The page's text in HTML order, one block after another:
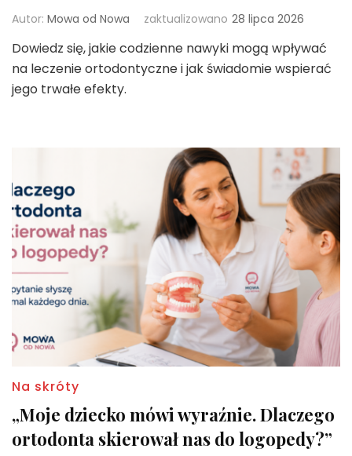
Autor: Mowa od Nowa zaktualizowano 28 lipca 2026
Dowiedz się, jakie codzienne nawyki mogą wpływać
na leczenie ortodontyczne i jak świadomie wspierać
jego trwałe efekty.
Na skróty
„Moje dziecko mówi wyraźnie. Dlaczego
ortodonta skierował nas do logopedy?”